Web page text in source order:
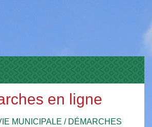
en ligne
MUNICIPALE / DÉMARCHES